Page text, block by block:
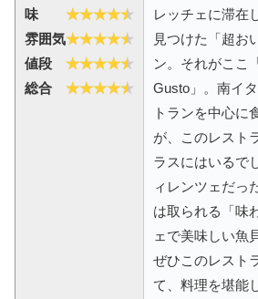
味
雰囲気
値段
総合
レッチェに滞在
見つけた「超お
ン。それがここ
Gusto」。南イ
トランを中心に
が、このレスト
ラスにはいるで
ィレンツェだっ
は取られる「味
ェで美味しい魚
ぜひこのレスト
て、料理を堪能